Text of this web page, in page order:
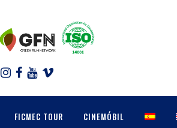
FICMEC TOUR CINEMÓBIL